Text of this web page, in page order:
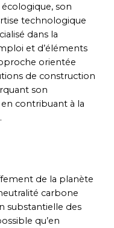
son
technologique
dans la
et d’éléments
orientée
de construction
son
contribuant à la
de la planète
carbone
substantielle des
qu’en